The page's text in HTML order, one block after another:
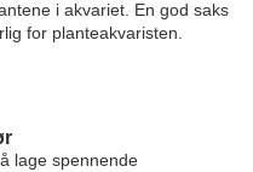
i akvariet. En god saks
for planteakvaristen.
lage spennende